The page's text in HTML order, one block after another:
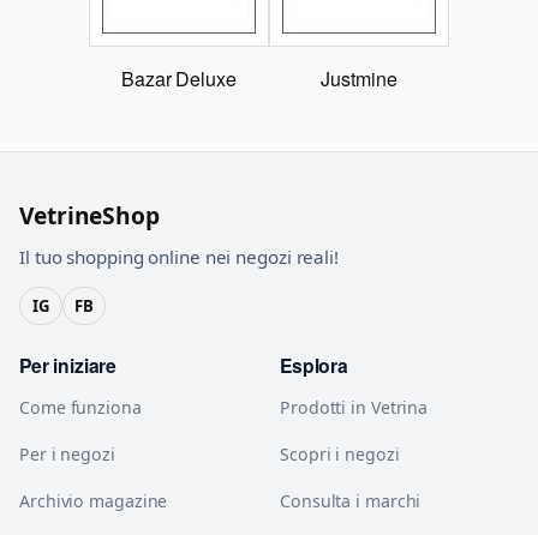
Bazar Deluxe Justmine
VetrineShop
Il tuo shopping online nei negozi reali!
IG FB
Per iniziare
Come funziona
Per i negozi
Archivio magazine
Esplora
Prodotti in Vetrina
Scopri i negozi
Consulta i marchi